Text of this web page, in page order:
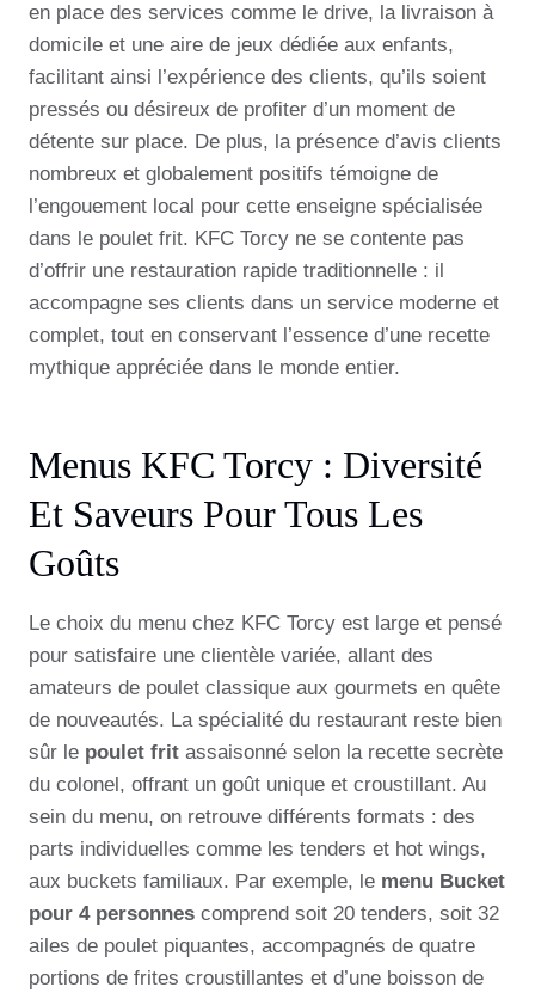
en place des services comme le drive, la livraison à
domicile et une aire de jeux dédiée aux enfants,
facilitant ainsi l’expérience des clients, qu’ils soient
pressés ou désireux de profiter d’un moment de
détente sur place. De plus, la présence d’avis clients
nombreux et globalement positifs témoigne de
l’engouement local pour cette enseigne spécialisée
dans le poulet frit. KFC Torcy ne se contente pas
d’offrir une restauration rapide traditionnelle : il
accompagne ses clients dans un service moderne et
complet, tout en conservant l’essence d’une recette
mythique appréciée dans le monde entier.
Menus KFC Torcy : Diversité
Et Saveurs Pour Tous Les
Goûts
Le choix du menu chez KFC Torcy est large et pensé
pour satisfaire une clientèle variée, allant des
amateurs de poulet classique aux gourmets en quête
de nouveautés. La spécialité du restaurant reste bien
sûr le poulet frit assaisonné selon la recette secrète
du colonel, offrant un goût unique et croustillant. Au
sein du menu, on retrouve différents formats : des
parts individuelles comme les tenders et hot wings,
aux buckets familiaux. Par exemple, le menu Bucket
pour 4 personnes comprend soit 20 tenders, soit 32
ailes de poulet piquantes, accompagnés de quatre
portions de frites croustillantes et d’une boisson de